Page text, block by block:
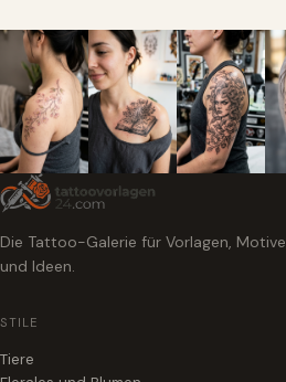
Die Tattoo-Galerie für Vorlagen, Motive
und Ideen.
STILE
Tiere